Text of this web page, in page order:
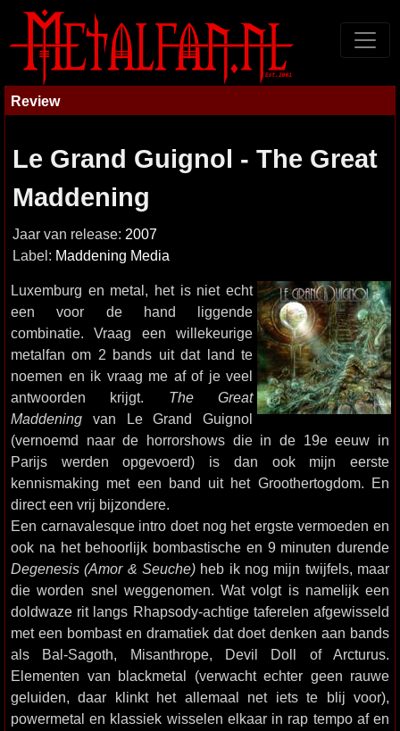
Review
Le Grand Guignol - The Great
Maddening
Jaar van release: 2007
Label: Maddening Media
Luxemburg en metal, het is niet echt
een voor de hand liggende
combinatie. Vraag een willekeurige
metalfan om 2 bands uit dat land te
noemen en ik vraag me af of je veel
antwoorden krijgt. The Great
Maddening van Le Grand Guignol
(vernoemd naar de horrorshows die in de 19e eeuw in
Parijs werden opgevoerd) is dan ook mijn eerste
kennismaking met een band uit het Groothertogdom. En
direct een vrij bijzondere.
Een carnavalesque intro doet nog het ergste vermoeden en
ook na het behoorlijk bombastische en 9 minuten durende
Degenesis (Amor & Seuche) heb ik nog mijn twijfels, maar
die worden snel weggenomen. Wat volgt is namelijk een
doldwaze rit langs Rhapsody-achtige taferelen afgewisseld
met een bombast en dramatiek dat doet denken aan bands
als Bal-Sagoth, Misanthrope, Devil Doll of Arcturus.
Elementen van blackmetal (verwacht echter geen rauwe
geluiden, daar klinkt het allemaal net iets te blij voor),
powermetal en klassiek wisselen elkaar in rap tempo af en